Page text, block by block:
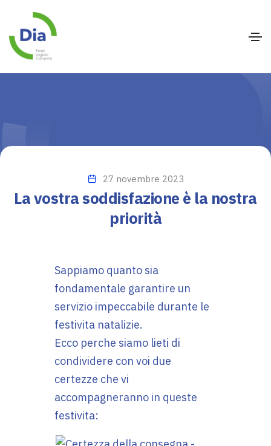
27 novembre 2023
La vostra soddisfazione è la nostra
priorità
Sappiamo quanto sia
fondamentale garantire un
servizio impeccabile durante le
festivita natalizie.
Ecco perche siamo lieti di
condividere con voi due
certezze che vi
accompagneranno in queste
festivita: